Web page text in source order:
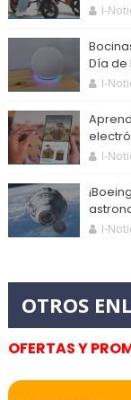
I-
Día de
I-
I-
I-
OFERTAS Y